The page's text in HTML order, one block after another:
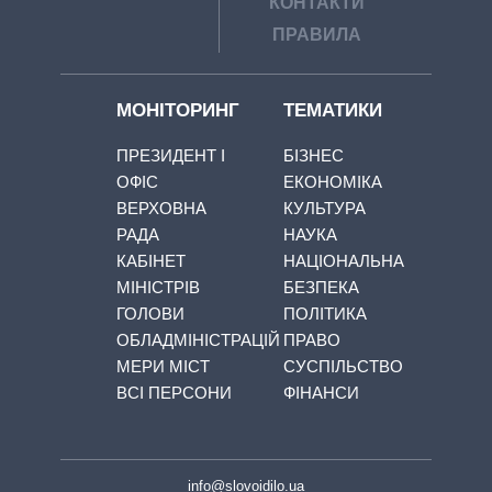
ПРАВИЛА
МОНІТОРИНГ
ПРЕЗИДЕНТ І
ОФІС
ВЕРХОВНА
РАДА
КАБІНЕТ
МІНІСТРІВ
ГОЛОВИ
ОБЛАДМІНІСТРАЦІЙ
МЕРИ МІСТ
ВСІ ПЕРСОНИ
ТЕМАТИКИ
БІЗНЕС
ЕКОНОМІКА
КУЛЬТУРА
НАУКА
НАЦІОНАЛЬНА
БЕЗПЕКА
ПОЛІТИКА
ПРАВО
СУСПІЛЬСТВО
ФІНАНСИ
info@slovoidilo.ua